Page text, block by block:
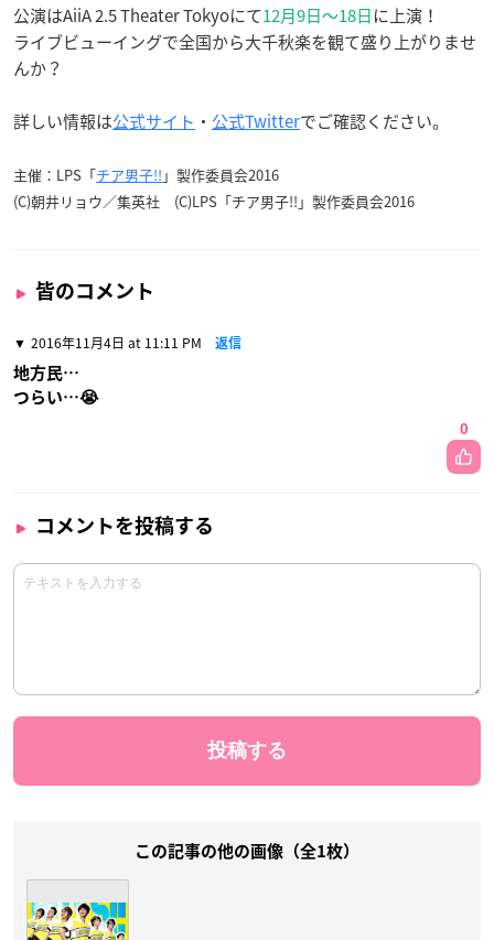
公演はAiiA 2.5 Theater Tokyoにて12月9日〜18日に上演！
ライブビューイングで全国から大千秋楽を観て盛り上がりませ
んか？
詳しい情報は公式サイト ・ 公式Twitterでご確認ください。
主催：LPS「チア男子!! 」製作委員会2016
(C)朝井リョウ／集英社 (C)LPS「チア男子!!」製作委員会2016
皆のコメント
2016年11月4日 at 11:11 PM 返信
地方民…
つらい…😭
0
コメントを投稿する
この記事の他の画像（全1枚）